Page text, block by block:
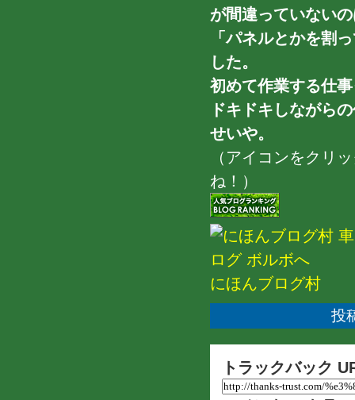
が間違っていない
「パネルとかを割
した。
初めて作業する仕
ドキドキしながら
せいや。
（アイコンをクリ
ね！）
にほんブログ村
投
トラックバック